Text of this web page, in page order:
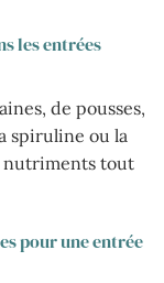
les entrées
de pousses,
spiruline ou la
nutriments tout
pour une entrée